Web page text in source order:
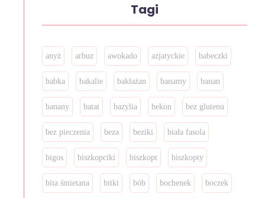
Tagi
anyż arbuz awokado azjatyckie babeczki
babka bakalie bakłażan banamy banan
banany batat bazylia bekon bez glutenu
bez pieczenia beza beziki biała fasola
bigos biszkopciki biszkopt biszkopty
bita śmietana bitki bób bochenek boczek